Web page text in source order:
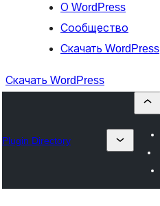
О WordPress
Сообщество
Скачать WordPress
Скачать WordPress
Plugin Directory